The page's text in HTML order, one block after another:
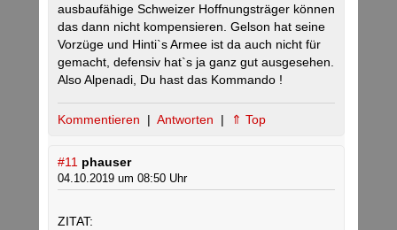
ausbaufähige Schweizer Hoffnungsträger können
das dann nicht kompensieren. Gelson hat seine
Vorzüge und Hinti`s Armee ist da auch nicht für
gemacht, defensiv hat`s ja ganz gut ausgesehen.
Also Alpenadi, Du hast das Kommando !
Kommentieren | Antworten | ⇑ Top
#11 phauser
04.10.2019 um 08:50 Uhr
ZITAT: